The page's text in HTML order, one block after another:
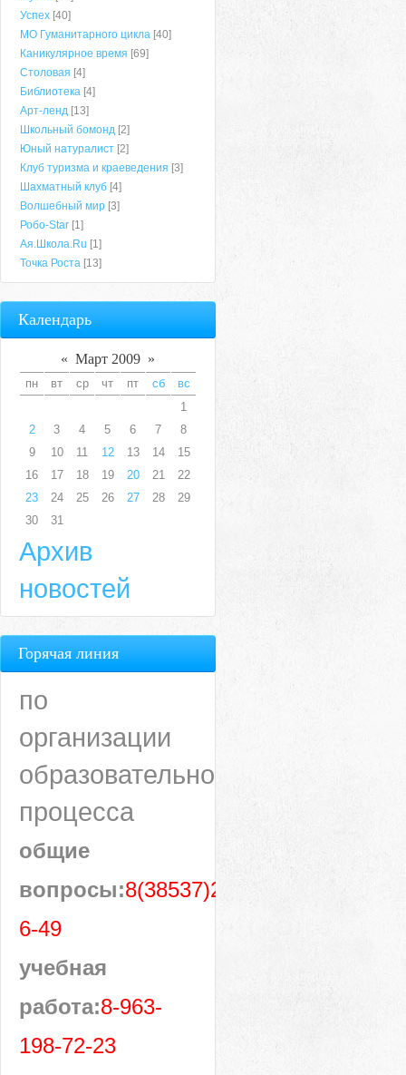
Успех [40]
МО Гуманитарного цикла [40]
Каникулярное время [69]
Столовая [4]
Библиотека [4]
Арт-ленд [13]
Школьный бомонд [2]
Юный натуралист [2]
Клуб туризма и краеведения [3]
Шахматный клуб [4]
Волшебный мир [3]
Робо-Star [1]
Ая.Школа.Ru [1]
Точка Роста [13]
Календарь
« Март 2009 »
пн вт ср чт пт сб
вс
1
2
3 4 5 6 7
8
9
10 11 12 13 14
15
16
17 18 19 20 21
22
23
24 25 26 27 28
29
30
31
Архив
новостей
Горячая линия
по
организации
образовательного
процесса
общие
вопросы:8(38537)28-
6-49
учебная
работа:8-963-
198-72-23